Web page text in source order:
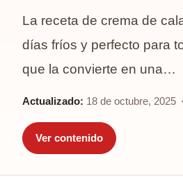
La receta de crema de
días fríos y perfecto para
que la convierte en una…
Actualizado: 18 de octubre, 2025
Ver contenido